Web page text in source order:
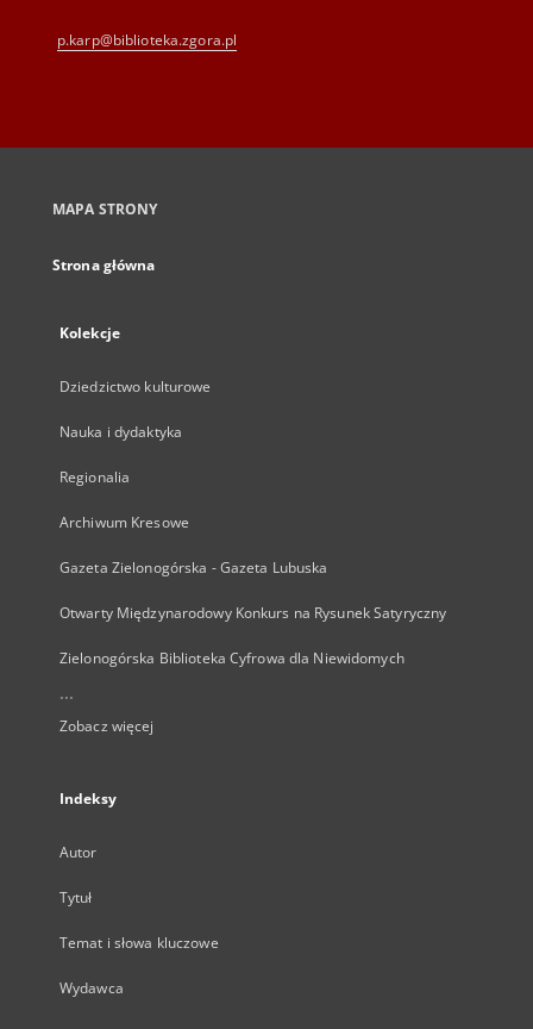
p.karp@biblioteka.zgora.pl
MAPA STRONY
Strona główna
Kolekcje
Dziedzictwo kulturowe
Nauka i dydaktyka
Regionalia
Archiwum Kresowe
Gazeta Zielonogórska - Gazeta Lubuska
Otwarty Międzynarodowy Konkurs na Rysunek Satyryczny
Zielonogórska Biblioteka Cyfrowa dla Niewidomych
...
Zobacz więcej
Indeksy
Autor
Tytuł
Temat i słowa kluczowe
Wydawca